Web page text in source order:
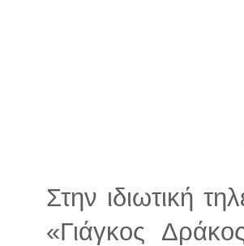
Στην ιδιωτική
«Γιάγκος